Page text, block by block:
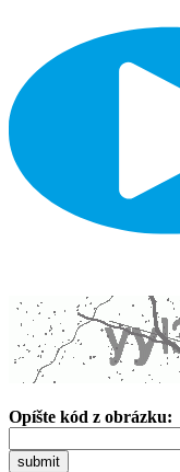
Opíšte kód z obrázku:
submit